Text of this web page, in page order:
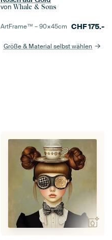
von Whale & Sons
ArtFrame™ –90×45cm CHF175.-
Größe & Material selbst wählen